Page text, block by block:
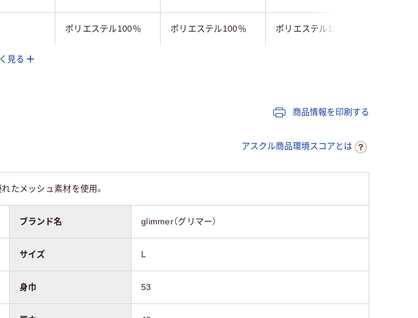
ポリエステル100％ ポリエステル100％ ポリエステル100％
見る
商品情報を印刷する
アスクル商品環境スコアとは
たメッシュ素材を使用。
ブランド名 glimmer（グリマー）
サイズ L
身巾 53